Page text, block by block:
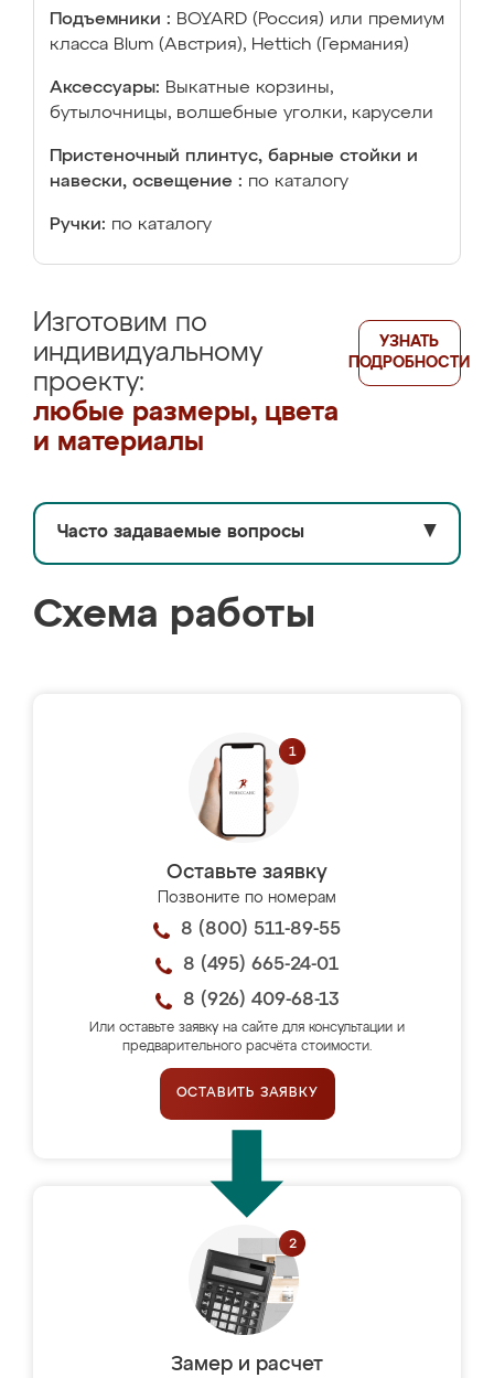
Подъемники : BOYARD (Россия) или премиум
класса Blum (Австрия), Hettich (Германия)
Аксессуары: Выкатные корзины,
бутылочницы, волшебные уголки, карусели
Пристеночный плинтус, барные стойки и
навески, освещение : по каталогу
Ручки: по каталогу
Изготовим по
индивидуальному
проекту:
любые размеры, цвета
и материалы
УЗНАТЬ
ПОДРОБНОСТИ
Часто задаваемые вопросы ▼
Схема работы
Оставьте заявку
Позвоните по номерам
8 (800) 511-89-55
8 (495) 665-24-01
8 (926) 409-68-13
Или оставьте заявку на сайте для консультации и
предварительного расчёта стоимости.
ОСТАВИТЬ ЗАЯВКУ
Замер и расчет